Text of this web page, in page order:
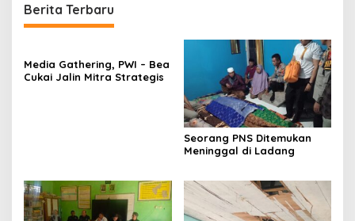
Berita Terbaru
Media Gathering, PWI – Bea
Cukai Jalin Mitra Strategis
Seorang PNS Ditemukan
Meninggal di Ladang